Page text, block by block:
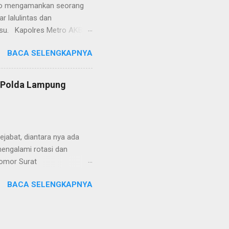
mengamankan seorang
lalulintas dan
Kapolres Metro AKBP
Taqwa, Jalan AH
Polres Metro
tepatnya di TL Taqwa
bongkar muat tepung
BACA SELENGKAPNYA
Lampung
diantara nya ada
rotasi dan
Surat
tersebut ada
dimutasikan sebagai
BACA SELENGKAPNYA